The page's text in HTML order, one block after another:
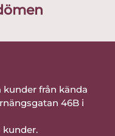
kunder från kända
46B i
kunder.